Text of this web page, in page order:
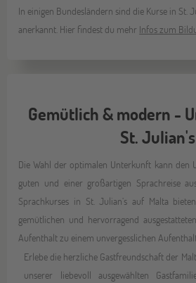
In einigen Bundesländern sind die Kurse in St.
anerkannt. Hier findest du mehr Infos zum
Gemütlich & modern -
St. Julian's
Die Wahl der optimalen Unterkunft kann den
guten und einer großartigen Sprachreise
Sprachkurses in St. Julian’s auf Malta
gemütlichen und hervorragend
Aufenthalt zu einem unvergesslichen
Erlebe die herzliche Gastfreundschaft der
unserer liebevoll ausgewählten